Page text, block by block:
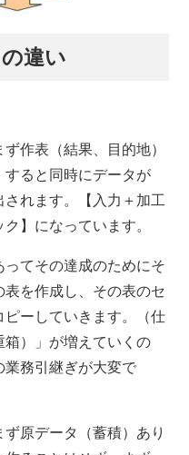
違い
作表（結果、目的地）
ると同時にデータが
されます。【入力＋加工
】になっています。
てその達成のためにそ
を作成し、その表のセ
ーしていきます。（仕
）」が増えていくの
業務引継ぎが大変で
原データ（蓄積）あり